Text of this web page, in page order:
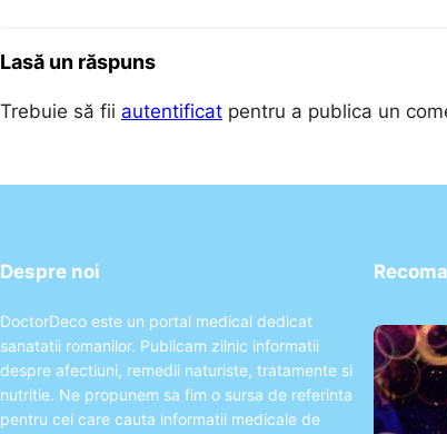
Lasă un răspuns
Trebuie să fii autentificat pentru a publica un
Despre noi
DoctorDeco este un portal medical dedicat
sanatatii romanilor. Publicam zilnic informatii
despre afectiuni, remedii naturiste, tratamente si
nutritie. Ne propunem sa fim o sursa de referinta
pentru cei care cauta informatii medicale de